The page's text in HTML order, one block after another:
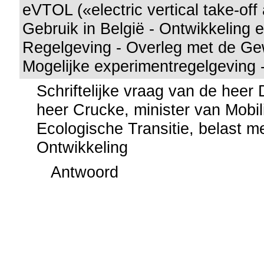
eVTOL («electric vertical take-off
Gebruik in België - Ontwikkeling
Regelgeving - Overleg met de
Mogelijke experimentregelgeving
Schriftelijke vraag van de heer
heer Crucke, minister van
Ecologische Transitie, belast
Ontwikkeling
Antwoord